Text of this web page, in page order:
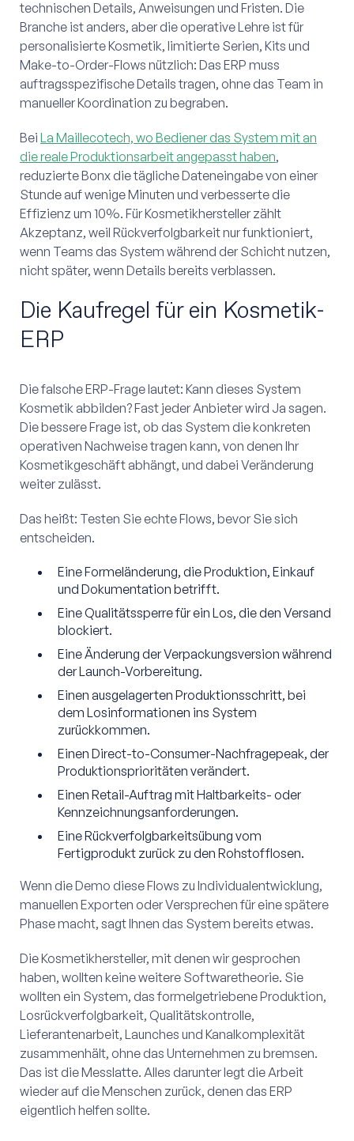
technischen Details, Anweisungen und Fristen. Die
Branche ist anders, aber die operative Lehre ist für
personalisierte Kosmetik, limitierte Serien, Kits und
Make-to-Order-Flows nützlich: Das ERP muss
auftragsspezifische Details tragen, ohne das Team in
manueller Koordination zu begraben.
Bei La Maillecotech, wo Bediener das System mit an
die reale Produktionsarbeit angepasst haben,
reduzierte Bonx die tägliche Dateneingabe von einer
Stunde auf wenige Minuten und verbesserte die
Effizienz um 10%. Für Kosmetikhersteller zählt
Akzeptanz, weil Rückverfolgbarkeit nur funktioniert,
wenn Teams das System während der Schicht nutzen,
nicht später, wenn Details bereits verblassen.
Die Kaufregel für ein Kosmetik-
ERP
Die falsche ERP-Frage lautet: Kann dieses System
Kosmetik abbilden? Fast jeder Anbieter wird Ja sagen.
Die bessere Frage ist, ob das System die konkreten
operativen Nachweise tragen kann, von denen Ihr
Kosmetikgeschäft abhängt, und dabei Veränderung
weiter zulässt.
Das heißt: Testen Sie echte Flows, bevor Sie sich
entscheiden.
Eine Formeländerung, die Produktion, Einkauf
und Dokumentation betrifft.
Eine Qualitätssperre für ein Los, die den Versand
blockiert.
Eine Änderung der Verpackungsversion während
der Launch-Vorbereitung.
Einen ausgelagerten Produktionsschritt, bei
dem Losinformationen ins System
zurückkommen.
Einen Direct-to-Consumer-Nachfragepeak, der
Produktionsprioritäten verändert.
Einen Retail-Auftrag mit Haltbarkeits- oder
Kennzeichnungsanforderungen.
Eine Rückverfolgbarkeitsübung vom
Fertigprodukt zurück zu den Rohstofflosen.
Wenn die Demo diese Flows zu Individualentwicklung,
manuellen Exporten oder Versprechen für eine spätere
Phase macht, sagt Ihnen das System bereits etwas.
Die Kosmetikhersteller, mit denen wir gesprochen
haben, wollten keine weitere Softwaretheorie. Sie
wollten ein System, das formelgetriebene Produktion,
Losrückverfolgbarkeit, Qualitätskontrolle,
Lieferantenarbeit, Launches und Kanalkomplexität
zusammenhält, ohne das Unternehmen zu bremsen.
Das ist die Messlatte. Alles darunter legt die Arbeit
wieder auf die Menschen zurück, denen das ERP
eigentlich helfen sollte.